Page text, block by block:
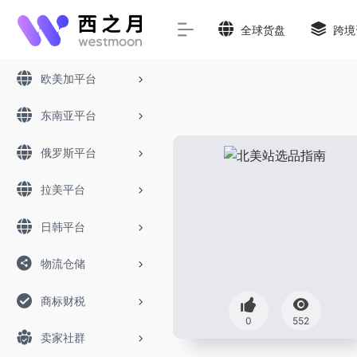
欧美加平台
东南亚平台
俄罗斯平台
拉美平台
日韩平台
物流仓储
商标财税
卖家社群
全球货盘 跨
0 552